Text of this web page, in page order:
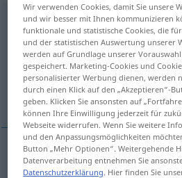
ekumenief
Übersicht aller
(Für mehr Details die Übersetzung
Ökumene
Ökumenef ekumenie
Wir verwenden Cookies, damit Sie unsere
und wir besser mit Ihnen kommunizieren
funktionale und statistische Cookies, die
und der statistischen Auswertung unserer
werden auf Grundlage unserer
gespeichert. Marketing-Cookies und
personalisierter Werbung dienen, werden
durch einen Klick auf den „Akzeptieren“-
geben. Klicken Sie ansonsten auf
können Ihre Einwilligung jederzeit für
Webseite widerrufen. Wenn Sie weitere
und den Anpassungsmöglichkeiten
Button „Mehr Optionen“. Weitergehende
Datenverarbeitung entnehmen Sie
Datenschutzerklärung. Hier finden Sie